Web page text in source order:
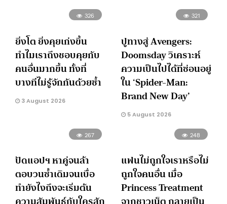
326
ยิ่งโต ยิ่งคุยเก่งขึ้น
ทำไมเราถึงชอบคุยกับ
คนอื่นมากขึ้น ทั้งที่
บางทีไม่รู้จักกันด้วยซ้ำ
3 August 2026
321
ปูทางสู่ Avengers:
Doomsday วิเคราะห์
ความเป็นไปได้ที่ซ่อนอยู่
ใน ‘Spider-Man:
Brand New Day’
5 August 2026
267
ปัดแอปฯ หาคู่จนล้า
ตอบวนซ้ำเดิมจนเบื่อ
ทำยังไงถึงจะเริ่มต้น
248
แฟนไม่ถูกใจเราหรือไม่
ถูกใจคนอื่น เมื่อ
Princess Treatment